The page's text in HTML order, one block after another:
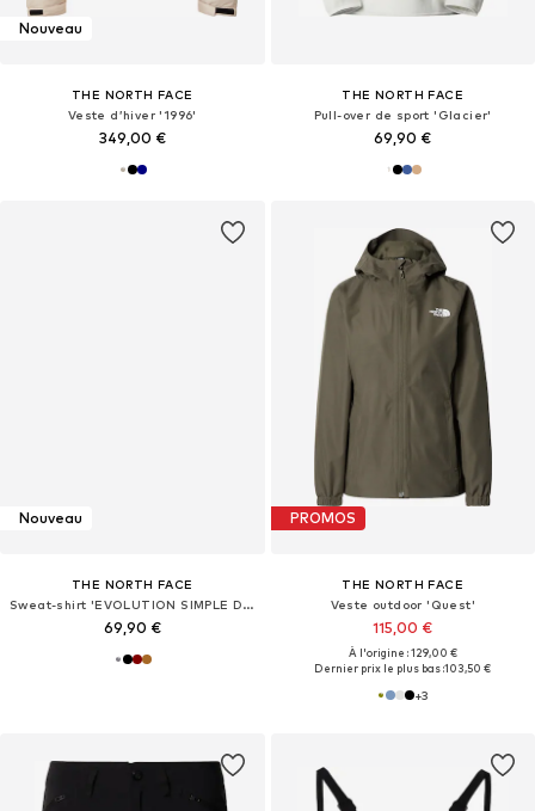
Nouveau
THE NORTH FACE
Veste d’hiver '1996'
349,00 €
THE NORTH FACE
Pull-over de sport 'Glacier'
69,90 €
Nouveau
THE NORTH FACE
Sweat-shirt 'EVOLUTION SIMPLE DOME'
69,90 €
PROMOS
THE NORTH FACE
Veste outdoor 'Quest'
115,00 €
À l'origine : 129,00 €
Dernier prix le plus bas :103,50 €
+3